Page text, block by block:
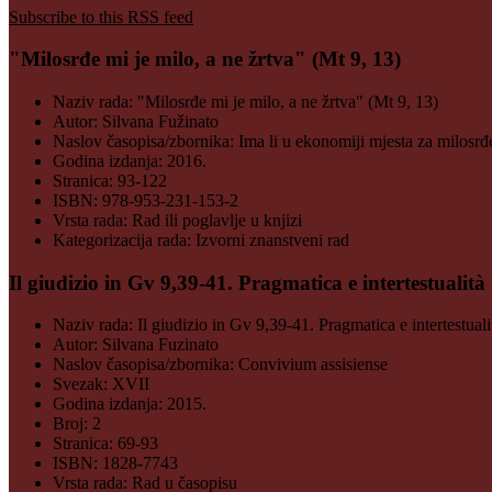
Subscribe to this RSS feed
"Milosrđe mi je milo, a ne žrtva" (Mt 9, 13)
Naziv rada: "Milosrđe mi je milo, a ne žrtva" (Mt 9, 13)
Autor: Silvana Fužinato
Naslov časopisa/zbornika: Ima li u ekonomiji mjesta za
Godina izdanja: 2016.
Stranica: 93-122
ISBN: 978-953-231-153-2
Vrsta rada: Rad ili poglavlje u knjizi
Kategorizacija rada: Izvorni znanstveni rad
Il giudizio in Gv 9,39-41. Pragmatica e intertestualità
Naziv rada: Il giudizio in Gv 9,39-41. Pragmatica e
Autor: Silvana Fuzinato
Naslov časopisa/zbornika: Convivium assisiense
Svezak: XVII
Godina izdanja: 2015.
Broj: 2
Stranica: 69-93
ISBN: 1828-7743
Vrsta rada: Rad u časopisu